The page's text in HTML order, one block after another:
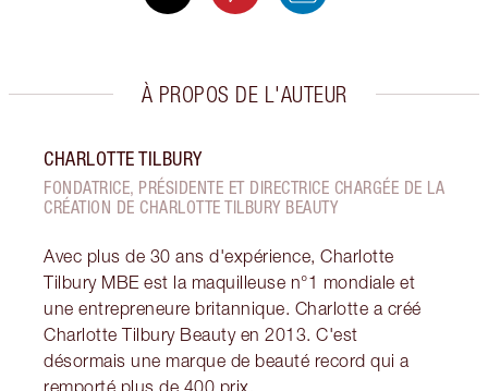
À PROPOS DE L'AUTEUR
CHARLOTTE TILBURY
FONDATRICE, PRÉSIDENTE ET DIRECTRICE CHARGÉE DE LA
CRÉATION DE CHARLOTTE TILBURY BEAUTY
Avec plus de 30 ans d'expérience, Charlotte
Tilbury MBE est la maquilleuse n°1 mondiale et
une entrepreneure britannique. Charlotte a créé
Charlotte Tilbury Beauty en 2013. C'est
désormais une marque de beauté record qui a
remporté plus de 400 prix.